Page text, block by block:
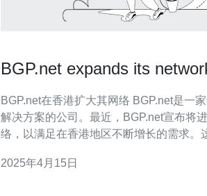
BGP.net expands its
BGP.net在香港扩大其网络 BGP.net是一家专注于提供网络
解决方案的公司。最近，BGP.net宣布将
络，以满足在香港地区不断增长的需求。
网使用率的不断增长，越来越多的企业和
2025年4月15日